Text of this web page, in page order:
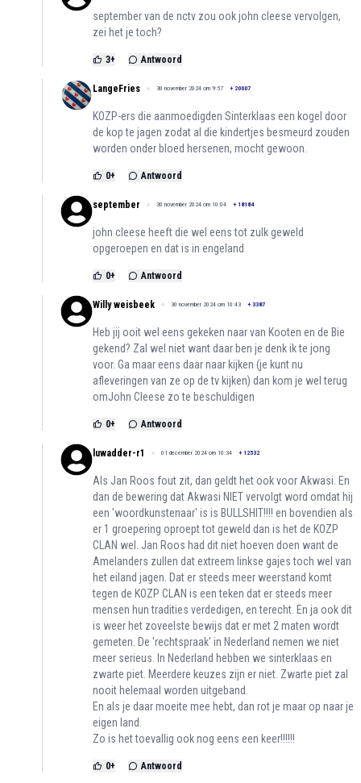
september van de nctv zou ook john cleese vervolgen,
zei het je toch?
3+ Antwoord
LangeFries 30 november 2024 om 9:57 + 20007
KOZP-ers die aanmoedigden Sinterklaas een kogel door
de kop te jagen zodat al die kindertjes besmeurd zouden
worden onder bloed hersenen, mocht gewoon.
0+ Antwoord
september 30 november 2024 om 10:04 + 18184
john cleese heeft die wel eens tot zulk geweld
opgeroepen en dat is in engeland
0+ Antwoord
Willy weisbeek 30 november 2024 om 10:43 + 3387
Heb jij ooit wel eens gekeken naar van Kooten en de Bie
gekend? Zal wel niet want daar ben je denk ik te jong
voor. Ga maar eens daar naar kijken (je kunt nu
afleveringen van ze op de tv kijken) dan kom je wel terug
omJohn Cleese zo te beschuldigen
0+ Antwoord
luwadder-r1 01 december 2024 om 10:34 + 12532
Als Jan Roos fout zit, dan geldt het ook voor Akwasi. En
dan de bewering dat Akwasi NIET vervolgt word omdat hij
een 'woordkunstenaar' is is BULLSHIT!!!! en bovendien als
er 1 groepering oproept tot geweld dan is het de KOZP
CLAN wel. Jan Roos had dit niet hoeven doen want de
Amelanders zullen dat extreem linkse gajes toch wel van
het eiland jagen. Dat er steeds meer weerstand komt
tegen de KOZP CLAN is een teken dat er steeds meer
mensen hun tradities verdedigen, en terecht. En ja ook dit
is weer het zoveelste bewijs dat er met 2 maten wordt
gemeten. De 'rechtspraak' in Nederland nemen we niet
meer serieus. In Nederland hebben we sinterklaas en
zwarte piet. Meerdere keuzes zijn er niet. Zwarte piet zal
nooit helemaal worden uitgeband.
En als je daar moeite mee hebt, dan rot je maar op naar je
eigen land.
Zo is het toevallig ook nog eens een keer!!!!!!
0+ Antwoord